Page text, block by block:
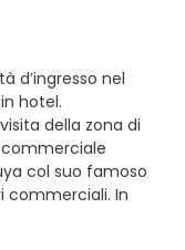
d’ingresso nel
hotel.
della zona di
commerciale
col suo famoso
commerciali. In